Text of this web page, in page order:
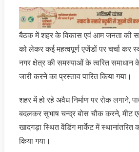
बैठक में शहर के विकास एवं आम जनता की
को लेकर कई महत्वपूर्ण एजेंडों पर चर्चा कर
नगर क्षेत्र की समस्याओं के त्वरित समाधान
जारी करने का प्रस्‍ताव पारित किया गया।
शहर में हो रहे अवैध निर्माण पर रोक लगाने,
बदलकर सुभाष चन्द्र बोस चौक करने, मीट
खादगड़ा स्थित वेंडिंग मार्केट में स्थानांतरित
किया गया।